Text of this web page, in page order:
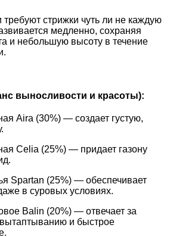
стрижки чуть ли не каждую
медленно, сохраняя
и небольшую высоту в течение
выносливости и красоты):
Aira (30%) — создает густую,
Celia (25%) — придает газону
Spartan (25%) — обеспечивает
в суровых условиях.
Balin (20%) — отвечает за
вытаптыванию и быстрое